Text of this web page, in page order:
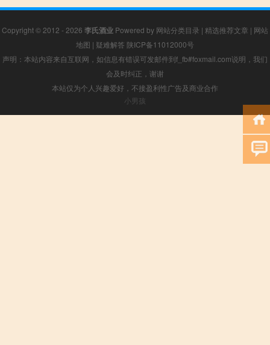
Copyright © 2012 - 2026 李氏酒业 Powered by 网站分类目录 | 精选推荐文章 | 网站
地图 | 疑难解答 陕ICP备11012000号
声明：本站内容来自互联网，如信息有错误可发邮件到f_fb#foxmail.com说明，我们
会及时纠正，谢谢
本站仅为个人兴趣爱好，不接盈利性广告及商业合作
小男孩